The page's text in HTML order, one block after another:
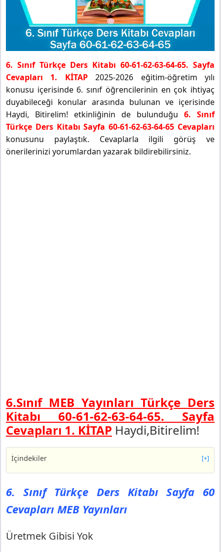
6. Sınıf Türkçe Ders Kitabı 60-61-62-63-64-65. Sayfa
Cevapları 1. KİTAP2025-2026 eğitim-öğretim yılı
konusu içerisinde 6. sınıf öğrencilerinin en çok ihtiyaç
duyabileceği konular arasında bulunan ve içerisinde
Haydi, Bitirelim! etkinliğinin de bulunduğu 6. Sınıf
Türkçe Ders Kitabı Sayfa 60-61-62-63-64-65 Cevapları
konusunu paylaştık. Cevaplarla ilgili görüş ve
önerilerinizi yorumlardan yazarak bildirebilirsiniz.
6.Sınıf MEB Yayınları Türkçe Ders
Kitabı 60-61-62-63-64-65. Sayfa
Cevapları 1. KİTAP Haydi,Bitirelim!
İçindekiler [+]
6. Sınıf Türkçe Ders Kitabı Sayfa 60 Cevapları MEB
Yayınları
Üretmek Gibisi Yok
6. Sınıf Türkçe Ders Kitabı Sayfa 61 Cevapları MEB
Yazma
6. Sınıf Türkçe Ders Kitabı Sayfa 60
Cevapları MEB Yayınları
Üretmek Gibisi Yok